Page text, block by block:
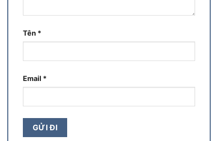
Tên *
Email *